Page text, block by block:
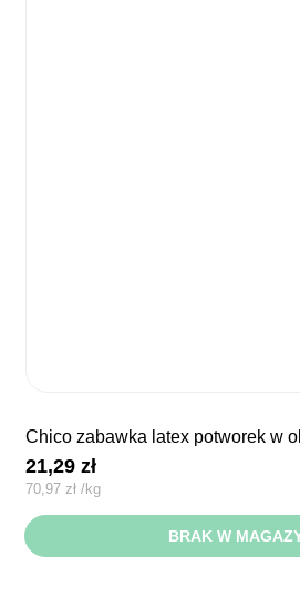
chico zabawka latex potworek w
21,29zł
70,97zł /kg
BRAK W